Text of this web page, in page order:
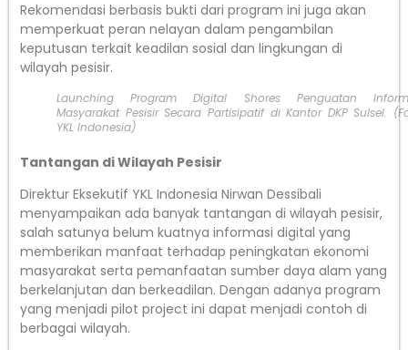
Rekomendasi berbasis bukti dari program ini juga akan
memperkuat peran nelayan dalam pengambilan
keputusan terkait keadilan sosial dan lingkungan di
wilayah pesisir.
Launching Program Digital Shores Penguatan
Masyarakat Pesisir Secara Partisipatif di Kantor DKP Sulsel.
YKL Indonesia)
Tantangan di Wilayah Pesisir
Direktur Eksekutif YKL Indonesia Nirwan Dessibali
menyampaikan ada banyak tantangan di wilayah pesisir,
salah satunya belum kuatnya informasi digital yang
memberikan manfaat terhadap peningkatan ekonomi
masyarakat serta pemanfaatan sumber daya alam yang
berkelanjutan dan berkeadilan. Dengan adanya program
yang menjadi pilot project ini dapat menjadi contoh di
berbagai wilayah.